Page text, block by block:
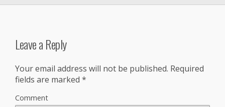
Leave a Reply
Your email address will not be published. Required
fields are marked *
Comment